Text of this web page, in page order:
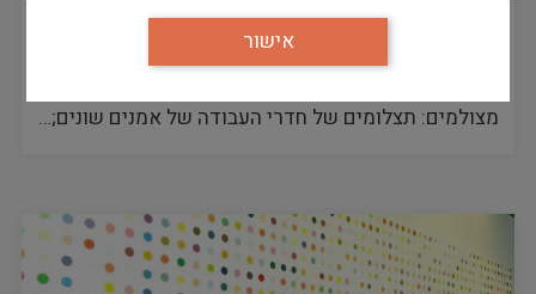
מה ניתן ללמוד על אמנים מהתבוננות בחדרי
העבודה שלהם? | ליהיא ספיר
שלל רעיונות להפעלת בני נוער בתערוכה באמצעות רמזים
מצולמים: תצלומים של חדרי העבודה של אמנים שונים;…
אישור